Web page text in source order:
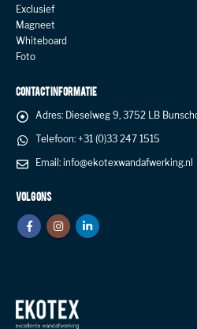
Exclusief
Magneet
Whiteboard
Foto
CONTACT INFORMATIE
Adres: Dieselweg 9, 3752 LB
Telefoon: +31 (0)33 247 1515
Email: info@ekotexwandafwerking.nl
VOLG ONS